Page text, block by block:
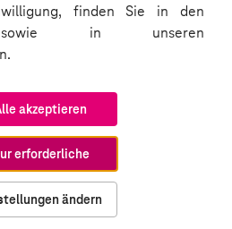
finden Sie in den
sowie in unseren
akzeptieren
erforderliche
ändern